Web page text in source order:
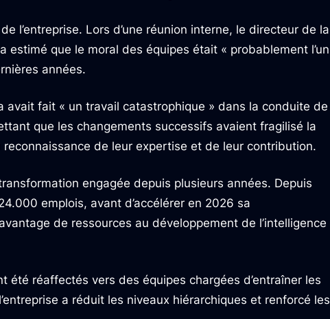
l’entreprise. Lors d’une réunion interne, le directeur de la
estimé que le moral des équipes était « probablement l’un
années.
avait fait « un travail catastrophique » dans la conduite de
que les changements successifs avaient fragilisé la
de leur expertise et de leur contribution.
engagée depuis plusieurs années. Depuis
emplois, avant d’accélérer en 2026 sa
de ressources au développement de l’intelligence
été réaffectés vers des équipes chargées d’entraîner les
a réduit les niveaux hiérarchiques et renforcé les